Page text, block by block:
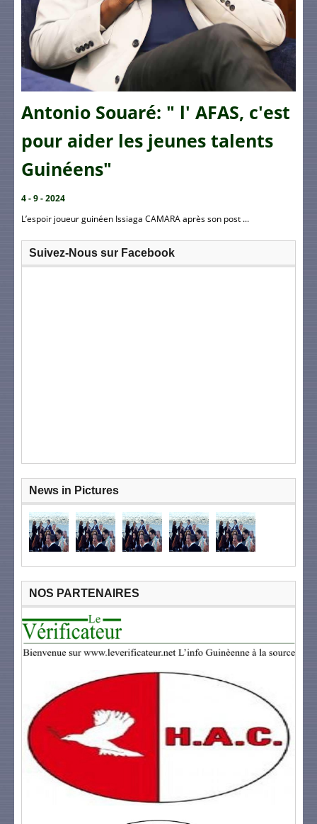
Antonio Souaré: " l' AFAS, c'est
pour aider les jeunes talents
Guinéens"
4 - 9 - 2024
L’espoir joueur guinéen Issiaga CAMARA après son post ...
Suivez-Nous sur Facebook
News in Pictures
NOS PARTENAIRES